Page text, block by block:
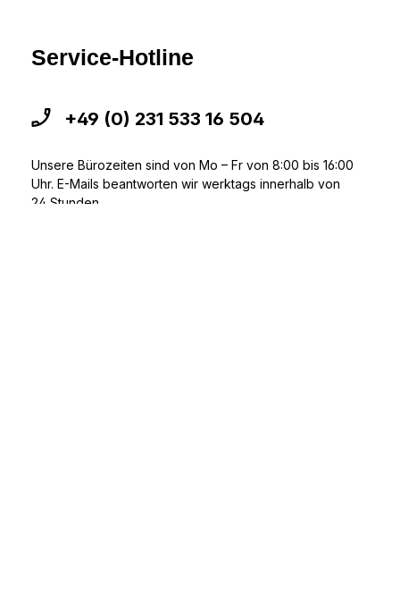
Service-Hotline
+49 (0) 231 533 16 504
Unsere Bürozeiten sind von Mo – Fr von 8:00 bis 16:00
Uhr. E-Mails beantworten wir werktags innerhalb von
24 Stunden.